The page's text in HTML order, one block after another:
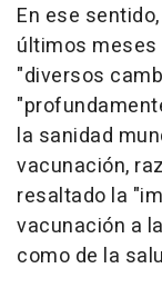
En ese
últimos meses
"diversos
la sanidad
vacunación,
resaltado la
vacunación a
como de la